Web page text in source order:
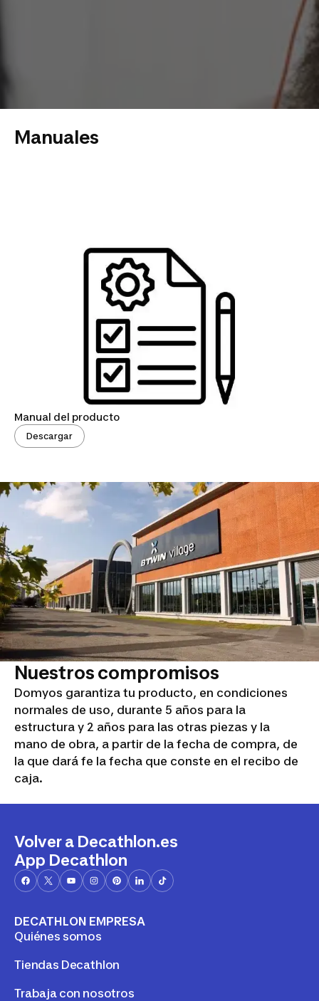
Manuales
Manual del producto
Descargar
Nuestros compromisos
Domyos garantiza tu producto, en condiciones
normales de uso, durante 5 años para la
estructura y 2 años para las otras piezas y la
mano de obra, a partir de la fecha de compra, de
la que dará fe la fecha que conste en el recibo de
caja.
Volver a Decathlon.es
App Decathlon
DECATHLON EMPRESA
Quiénes somos
Tiendas Decathlon
Trabaja con nosotros